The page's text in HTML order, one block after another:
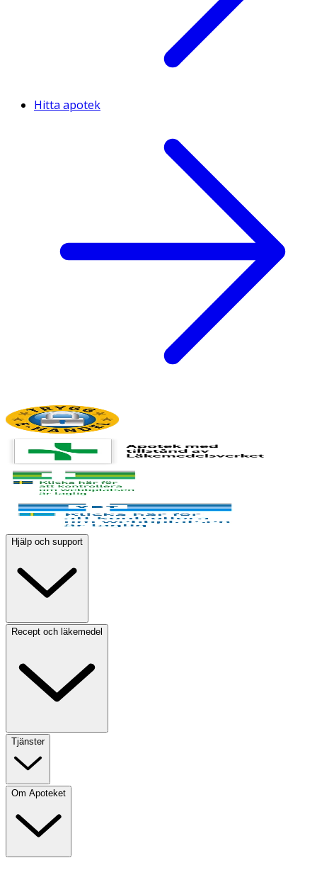
Hitta apotek
Hjälp och support
Recept och läkemedel
Tjänster
Om Apoteket